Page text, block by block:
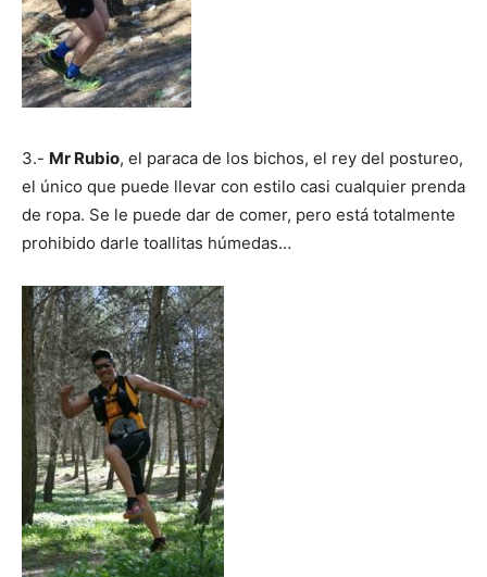
3.- Mr Rubio, el paraca de los bichos, el rey del postureo,
el único que puede llevar con estilo casi cualquier prenda
de ropa. Se le puede dar de comer, pero está totalmente
prohibido darle toallitas húmedas…